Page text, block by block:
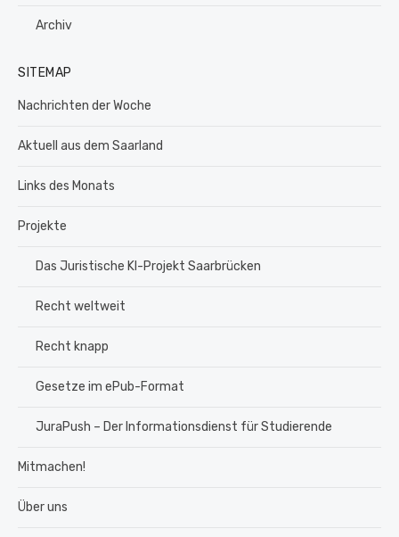
Archiv
SITEMAP
Nachrichten der Woche
Aktuell aus dem Saarland
Links des Monats
Projekte
Das Juristische KI-Projekt Saarbrücken
Recht weltweit
Recht knapp
Gesetze im ePub-Format
JuraPush – Der Informationsdienst für Studierende
Mitmachen!
Über uns